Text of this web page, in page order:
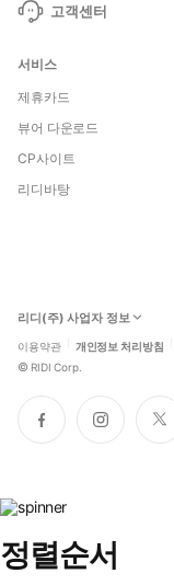
고객센터
서비스
제휴카드
뷰어 다운로드
CP사이트
리디바탕
리디(주) 사업자 정보
이용약관 개인정보 처리방침
© RIDI Corp.
페
이
인
스
트
위
정렬순서